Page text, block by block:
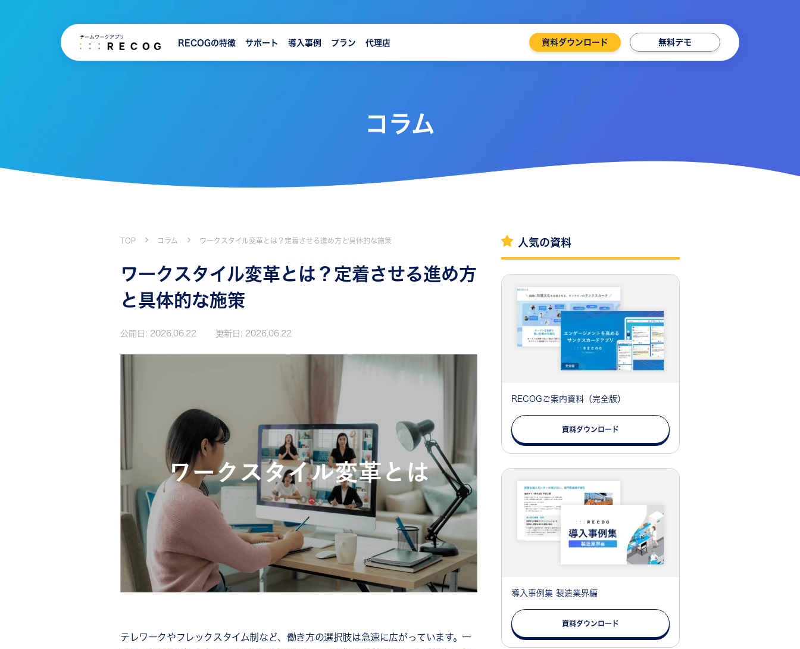
RECOGの特徴 サポート 導入事例 プラン 代理店 資料ダウンロード 無料デモ
コラム
TOP コラム ワークスタイル変革とは？定着させる進め方と具体的な施策
ワークスタイル変革とは？定着させる進め方
と具体的な施策
公開日: 2026.06.22 更新日: 2026.06.22
テレワークやフレックスタイム制など、働き方の選択肢は急速に広がっています。一
人気の資料
RECOGご案内資料（完全版）
資料ダウンロード
導入事例集 製造業界編
資料ダウンロード